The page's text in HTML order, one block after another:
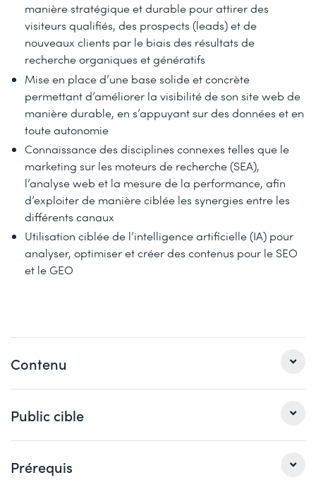
manière stratégique et durable pour attirer des
visiteurs qualifiés, des prospects (leads) et de
nouveaux clients par le biais des résultats de
recherche organiques et génératifs
Mise en place d’une base solide et concrète
permettant d’améliorer la visibilité de son site web de
manière durable, en s’appuyant sur des données et en
toute autonomie
Connaissance des disciplines connexes telles que le
marketing sur les moteurs de recherche (SEA),
l’analyse web et la mesure de la performance, afin
d’exploiter de manière ciblée les synergies entre les
différents canaux
Utilisation ciblée de l’intelligence artificielle (IA) pour
analyser, optimiser et créer des contenus pour le SEO
et le GEO
Contenu
1 SEO et moteurs de recherche
Introduction à l’optimisation pour les moteurs de
génératifs (GEO): Objectifs, limites et interactions
Public cible
Cette formation s'adresse aux webmasters,
Prérequis